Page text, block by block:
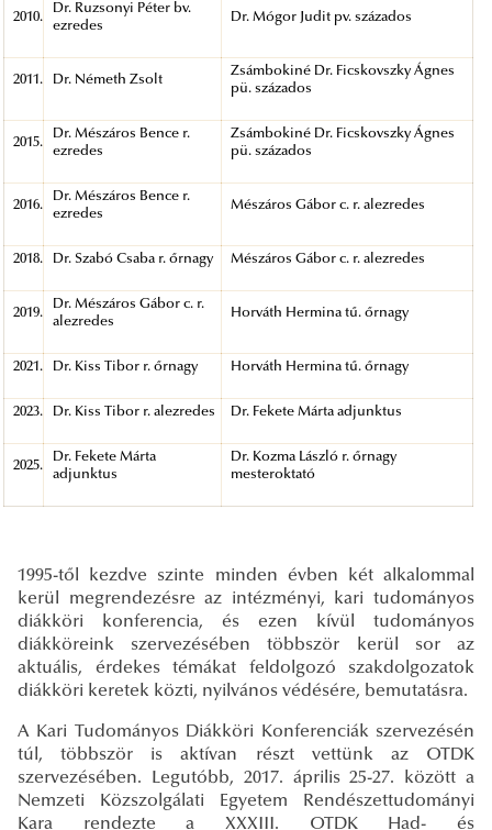
2010.
Dr. Ruzsonyi Péter bv.
ezredes
Dr. Mógor Judit pv. százados
2011. Dr. Németh Zsolt
Zsámbokiné Dr. Ficskovszky Ágnes
pü. százados
2015.
Dr. Mészáros Bence r.
ezredes
Zsámbokiné Dr. Ficskovszky Ágnes
pü. százados
2016.
Dr. Mészáros Bence r.
ezredes
Mészáros Gábor c. r. alezredes
2018. Dr. Szabó Csaba r. őrnagy Mészáros Gábor c. r. alezredes
2019.
Dr. Mészáros Gábor c. r.
alezredes
Horváth Hermina tű. őrnagy
2021. Dr. Kiss Tibor r. őrnagy Horváth Hermina tű. őrnagy
2023. Dr. Kiss Tibor r. alezredes Dr. Fekete Márta adjunktus
2025.
Dr. Fekete Márta
adjunktus
Dr. Kozma László r. őrnagy
mesteroktató
1995-től kezdve szinte minden évben két alkalommal
kerül megrendezésre az intézményi, kari tudományos
diákköri konferencia, és ezen kívül tudományos
diákköreink szervezésében többször kerül sor az
aktuális, érdekes témákat feldolgozó szakdolgozatok
diákköri keretek közti, nyilvános védésére, bemutatásra.
A Kari Tudományos Diákköri Konferenciák szervezésén
túl, többször is aktívan részt vettünk az OTDK
szervezésében. Legutóbb, 2017. április 25-27. között a
Nemzeti Közszolgálati Egyetem Rendészettudományi
Kara rendezte a XXXIII. OTDK Had- és